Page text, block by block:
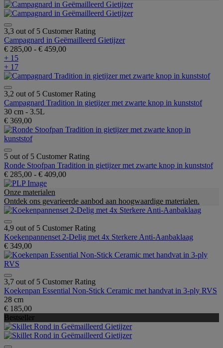
3,3 out of 5 Customer Rating
Campagnard in Geëmailleerd Gietijzer
€ 285,00 - € 459,00
+ 15
+ 17
3,2 out of 5 Customer Rating
Campagnard Tradition in gietijzer met zwarte knop in kunststof
30 cm - 3.5L
€ 369,00
5 out of 5 Customer Rating
Ronde Stoofpan Tradition in gietijzer met zwarte knop in kunststof
€ 285,00 - € 409,00
Onze materialen
Ontdek ons gevarieerde aanbod aan hoogwaardige materialen.
4,9 out of 5 Customer Rating
Koekenpannenset 2-Delig met 4x Sterkere Anti-Aanbaklaag
€ 349,00
3,7 out of 5 Customer Rating
Koekenpan Essential Non-Stick Ceramic met handvat in 3-ply RVS
28 cm
€ 185,00
Bestseller